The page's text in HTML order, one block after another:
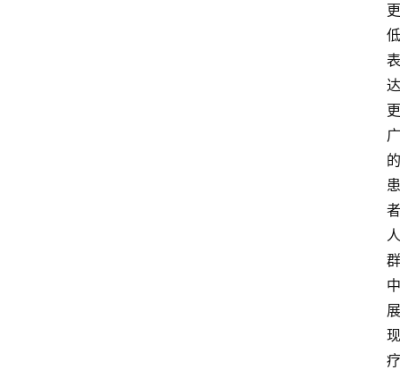
更
低
表
达
更
广
的
患
者
人
群
中
展
现
疗